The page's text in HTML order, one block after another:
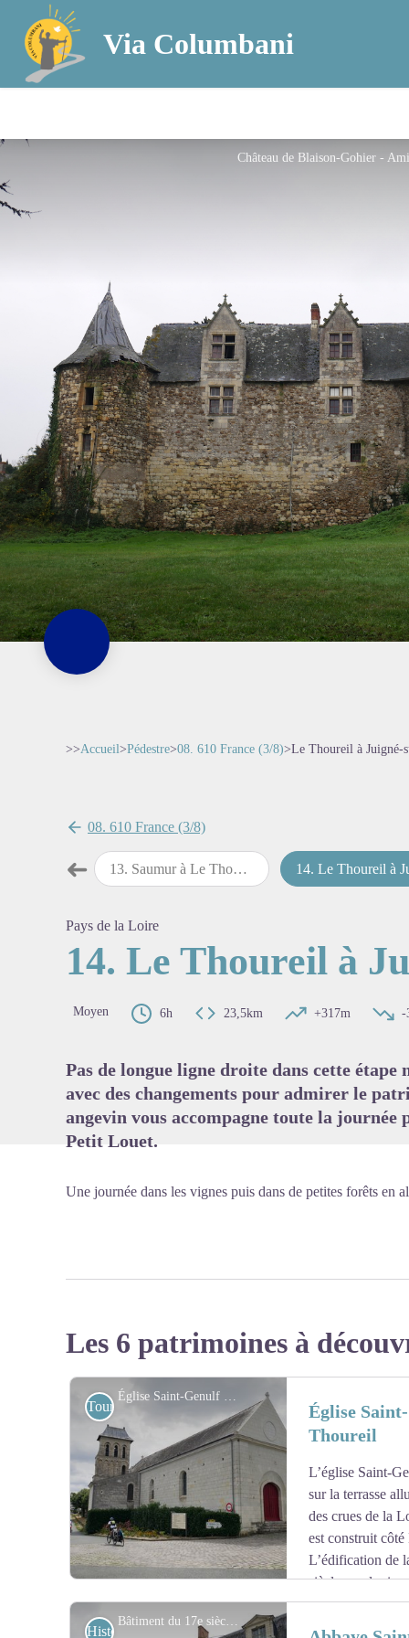
Via Columbani
Château de Blaison-Gohier -
>>Accueil>Pédestre>08. 610 France (3/8)>Le Thoureil à Juigné-
08. 610 France (3/8)
➜Étape précédente
13. Saumur à Le Thoureil 14.Le Thoureil à Juigné-sur-
Pays de la Loire
14. Le Thoureil à
Moyen 6h 23,5km +317m -
Pas de longue ligne droite dans cette
avec des changements pour admirer le
angevin vous accompagne toute la
Petit Louet.
Une journée dans les vignes puis dans de petites forêts en
Les 6 patrimoines à
Église Saint-Genulf et Saint-Charles à Le Thoureil - Amis saint Colomban
Touristiques
Église
Thoureil
L’église Saint-
sur la terrasse
des crues de la
est construit
L’édification de
siècle, sur la rive
répercussions sur le sanctuaire. L’élévation du niveau
saper et réduire la rive. Au 18e siècle, l’église, envahie
Bâtiment du 17e siècle de l’abbaye Saint-Maur de Glanfeuil - Amis saint Colomban
Historiques